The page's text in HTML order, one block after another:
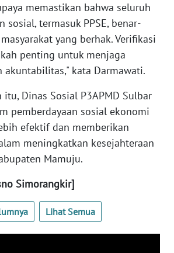
memastikan bahwa seluruh
sosial, termasuk PPSE, benar-
yang berhak. Verifikasi
penting untuk menjaga
akuntabilitas," kata Darmawati.
Dinas Sosial P3APMD Sulbar
pemberdayaan sosial ekonomi
efektif dan memberikan
meningkatkan kesejahteraan
Mamuju.
Simorangkir]
Lihat Semua